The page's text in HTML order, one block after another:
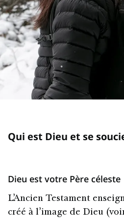
Qui est Dieu et se
Dieu est votre Père céleste
L’Ancien Testament
créé à l’image de Dieu